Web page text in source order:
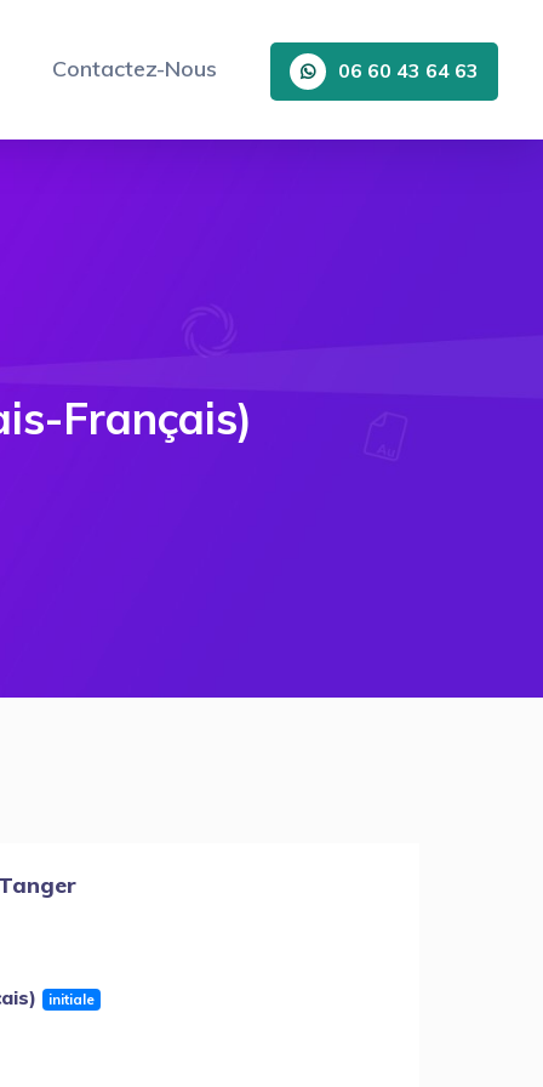
Contactez-Nous 06 60 43 64 63
Français)
initiale